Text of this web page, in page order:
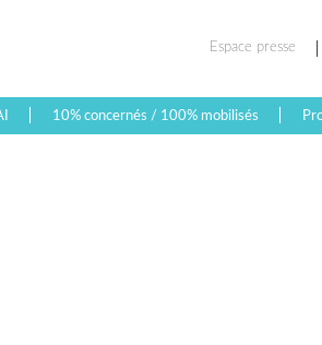
Espace presse
10% concernés / 100% mobilisés